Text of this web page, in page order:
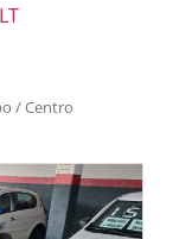
/ Centro